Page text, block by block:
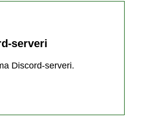
serveri
Discord-serveri.